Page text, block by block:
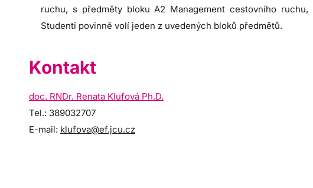
ruchu, s předměty bloku A2 Management cestovního
Studenti povinně volí jeden z uvedených bloků předmětů.
Kontakt
doc. RNDr. Renata Klufová Ph.D.
Tel.: 389032707
E-mail: klufova@ef.jcu.cz